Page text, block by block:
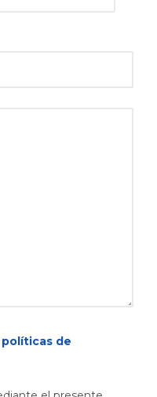
políticas de